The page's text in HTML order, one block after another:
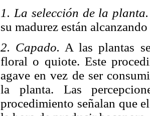
1. La selección de la planta.
su madurez están
2. Capado. A las plantas
floral o quiote. Este
agave en vez de ser
la planta. Las
procedimiento señalan que